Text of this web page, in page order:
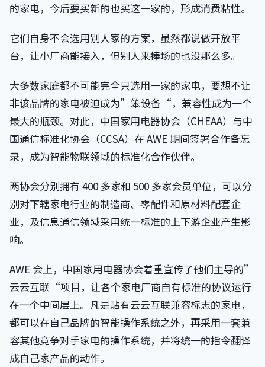
的家电，今后要买新的也买这一家的，形成消费粘性。
它们自身不会选用别人家的方案，虽然都说做开放平
台，让小厂商能接入，但别人来捧场的也没那么多。
大多数家庭都不可能完全只选用一家的家电，要想不让
非该品牌的家电被迫成为”笨设备“，兼容性成为一个
最大的瓶颈。对此，中国家用电器协会（CHEAA）与中
国通信标准化协会（CCSA）在 AWE 期间签署合作备忘
录，成为智能物联领域的标准化合作伙伴。
两协会分别拥有 400 多家和 500 多家会员单位，可以分
别对下辖家电行业的制造商、零配件和原材料配套企
业，及信息通信领域采用统一标准的上下游企业产生影
响。
AWE 会上，中国家用电器协会着重宣传了他们主导的”
云云互联“项目，让各个家电厂商自有标准的协议运行
在一个中间层上。凡是贴有云云互联兼容标志的家电，
都可以在自己品牌的智能操作系统之外，再采用一套兼
容其他竞争对手家电的操作系统，并将统一的指令翻译
成自己家产品的动作。